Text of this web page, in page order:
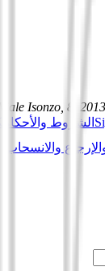
Viale Isonzo, 8,
الشروط والأحكام
والإرجاع والانسحاب